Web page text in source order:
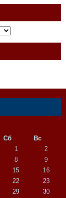
Сб
Вс
1
2
8
9
15
16
22
23
29
30